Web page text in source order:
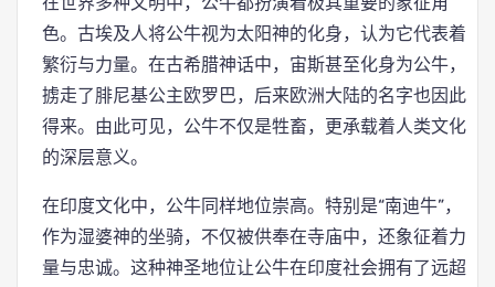
色。古埃及人将公牛视为太阳神的化身，认为它代表着
繁衍与力量。在古希腊神话中，宙斯甚至化身为公牛，
掳走了腓尼基公主欧罗巴，后来欧洲大陆的名字也因此
得来。由此可见，公牛不仅是牲畜，更承载着人类文化
的深层意义。
在印度文化中，公牛同样地位崇高。特别是“南迪牛”，
作为湿婆神的坐骑，不仅被供奉在寺庙中，还象征着力
量与忠诚。这种神圣地位让公牛在印度社会拥有了远超